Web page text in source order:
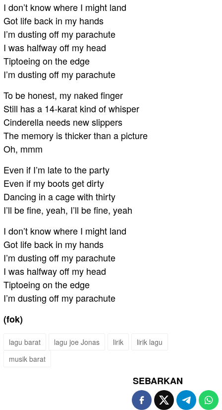
I don’t know where I might land
Got life back in my hands
I’m dusting off my parachute
I was halfway off my head
Tiptoeing on the edge
I’m dusting off my parachute
To be honest, my naked finger
Still has a 14-karat kind of whisper
Cinderella needs new slippers
The memory is thicker than a picture
Oh, mmm
Even if I’m late to the party
Even if my boots get dirty
Dancing in a cage with thirty
I’ll be fine, yeah, I’ll be fine, yeah
I don’t know where I might land
Got life back in my hands
I’m dusting off my parachute
I was halfway off my head
Tiptoeing on the edge
I’m dusting off my parachute
(fok)
lagu barat lagu joe Jonas lirik
lirik lagu
musik barat
SEBARKAN